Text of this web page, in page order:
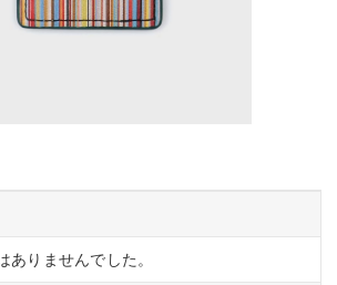
ありませんでした。